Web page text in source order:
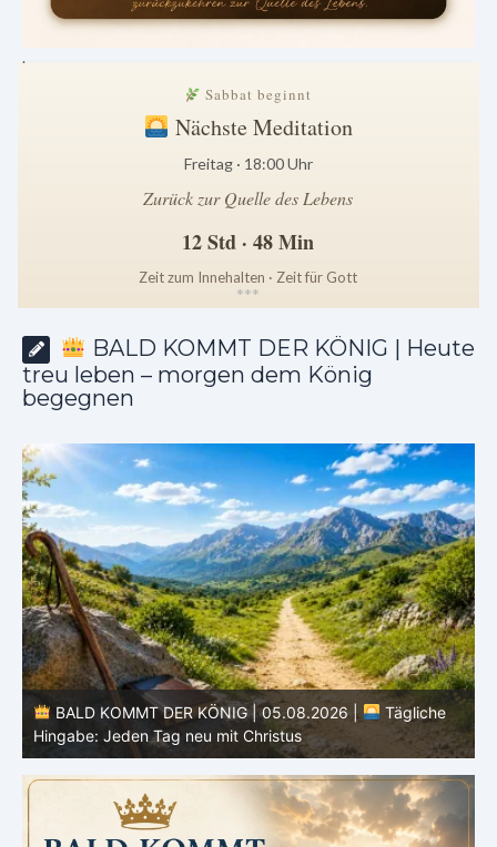
.
Sabbat beginnt
Nächste Meditation
Freitag · 18:00 Uhr
Zurück zur Quelle des Lebens
12 Std · 48 Min
Zeit zum Innehalten · Zeit für Gott
***
BALD KOMMT DER KÖNIG | Heute
treu leben – morgen dem König
begegnen
BALD KOMMT DER KÖNIG | 04.08.2026 |
Lasst eure
Lichter brennen: Wachsamkeit im Alltag